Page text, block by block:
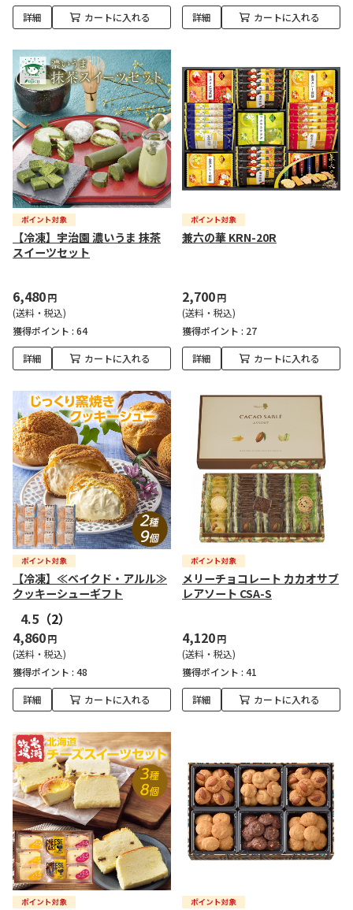
詳細 カートに入れる 詳細 カートに入れる
【冷凍】宇治園 濃いうま 抹茶
スイーツセット
6,480円
(送料・税込)
獲得ポイント : 64
詳細 カートに入れる
兼六の華 KRN-20R
2,700円
(送料・税込)
獲得ポイント : 27
詳細 カートに入れる
【冷凍】≪ベイクド・アルル≫
クッキーシューギフト
4.5 （2）
4,860円
(送料・税込)
獲得ポイント : 48
詳細 カートに入れる
メリーチョコレート カカオサブ
レアソート CSA-S
4,120円
(送料・税込)
獲得ポイント : 41
詳細 カートに入れる